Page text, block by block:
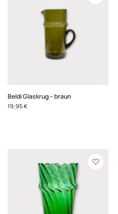
Beldi Glaskrug – braun
19,95 €